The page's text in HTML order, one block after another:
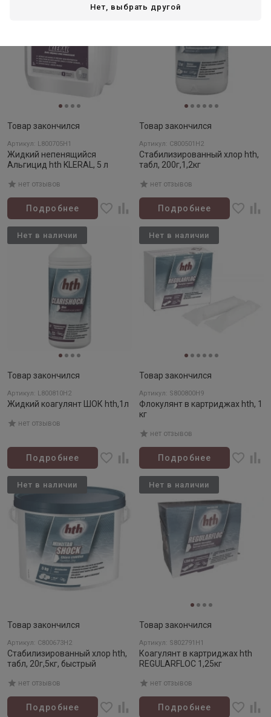
Товар закончился
Артикул: L800705H1
Жидкий непенящийся
Альгицид hth KLERAL, 5 л
нет отзывов
Подробнее
Товар закончился
Артикул: C800501H2
Стабилизированный хлор hth,
табл, 200г,1,2кг
нет отзывов
Подробнее
Товар закончился
Артикул: L800810H2
Жидкий коагулянт ШОК hth,1л
нет отзывов
Подробнее
Нет в наличии
Товар закончился
Артикул: S800800H9
Флокулянт в картриджах hth, 1
кг
нет отзывов
Подробнее
Нет в наличии
Товар закончился
Артикул: C800673H2
Стабилизированный хлор hth,
табл, 20г,5кг, быстрый
нет отзывов
Подробнее
Нет в наличии
Товар закончился
Артикул: S802791H1
Коагулянт в картриджах hth
REGULARFLOC 1,25кг
нет отзывов
Подробнее
Нет в наличии
Нет, выбрать другой